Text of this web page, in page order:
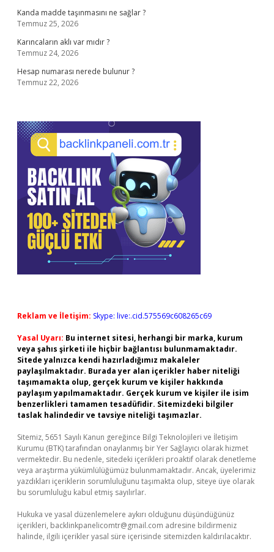
Kanda madde taşınmasını ne sağlar ?
Temmuz 25, 2026
Karıncaların aklı var mıdır ?
Temmuz 24, 2026
Hesap numarası nerede bulunur ?
Temmuz 22, 2026
Reklam ve İletişim: Skype: live:.cid.575569c608265c69
Yasal Uyarı: Bu internet sitesi, herhangi bir marka, kurum
veya şahıs şirketi ile hiçbir bağlantısı bulunmamaktadır.
Sitede yalnızca kendi hazırladığımız makaleler
paylaşılmaktadır. Burada yer alan içerikler haber niteliği
taşımamakta olup, gerçek kurum ve kişiler hakkında
paylaşım yapılmamaktadır. Gerçek kurum ve kişiler ile isim
benzerlikleri tamamen tesadüfidir. Sitemizdeki bilgiler
taslak halindedir ve tavsiye niteliği taşımazlar.
Sitemiz, 5651 Sayılı Kanun gereğince Bilgi Teknolojileri ve İletişim
Kurumu (BTK) tarafından onaylanmış bir Yer Sağlayıcı olarak hizmet
vermektedir. Bu nedenle, sitedeki içerikleri proaktif olarak denetleme
veya araştırma yükümlülüğümüz bulunmamaktadır. Ancak, üyelerimiz
yazdıkları içeriklerin sorumluluğunu taşımakta olup, siteye üye olarak
bu sorumluluğu kabul etmiş sayılırlar.
Hukuka ve yasal düzenlemelere aykırı olduğunu düşündüğünüz
içerikleri, backlinkpanelicomtr@gmail.com adresine bildirmeniz
halinde, ilgili içerikler yasal süre içerisinde sitemizden kaldırılacaktır.